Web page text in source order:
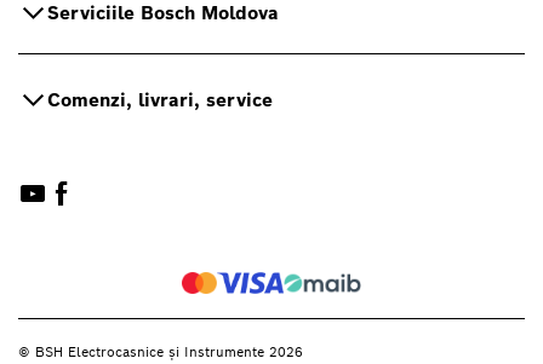
Serviciile Bosch Moldova
Comenzi, livrari, service
© BSH Electrocasnice și Instrumente 2026